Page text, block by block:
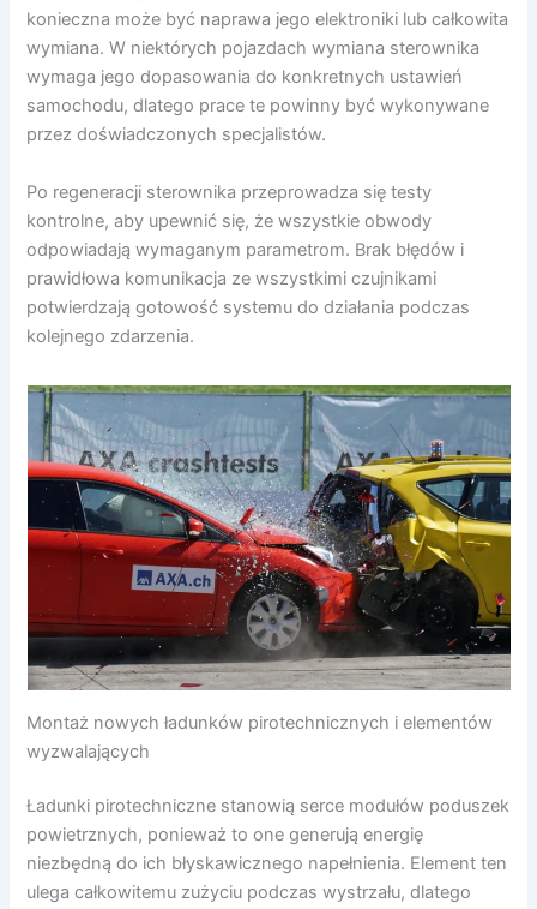
konieczna może być naprawa jego elektroniki lub całkowita
wymiana. W niektórych pojazdach wymiana sterownika
wymaga jego dopasowania do konkretnych ustawień
samochodu, dlatego prace te powinny być wykonywane
przez doświadczonych specjalistów.
Po regeneracji sterownika przeprowadza się testy
kontrolne, aby upewnić się, że wszystkie obwody
odpowiadają wymaganym parametrom. Brak błędów i
prawidłowa komunikacja ze wszystkimi czujnikami
potwierdzają gotowość systemu do działania podczas
kolejnego zdarzenia.
Montaż nowych ładunków pirotechnicznych i elementów
wyzwalających
Ładunki pirotechniczne stanowią serce modułów poduszek
powietrznych, ponieważ to one generują energię
niezbędną do ich błyskawicznego napełnienia. Element ten
ulega całkowitemu zużyciu podczas wystrzału, dlatego